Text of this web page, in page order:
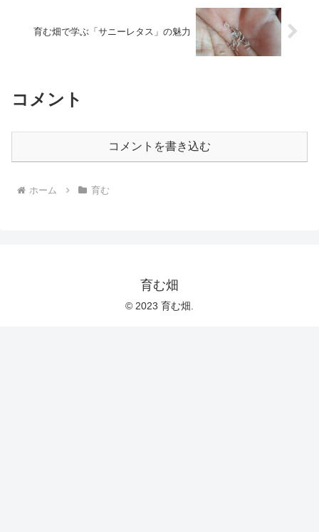
育む畑で学ぶ「サニーレタス」の魅力
コメント
コメントを書き込む
ホーム 育む
育む畑
© 2023 育む畑.